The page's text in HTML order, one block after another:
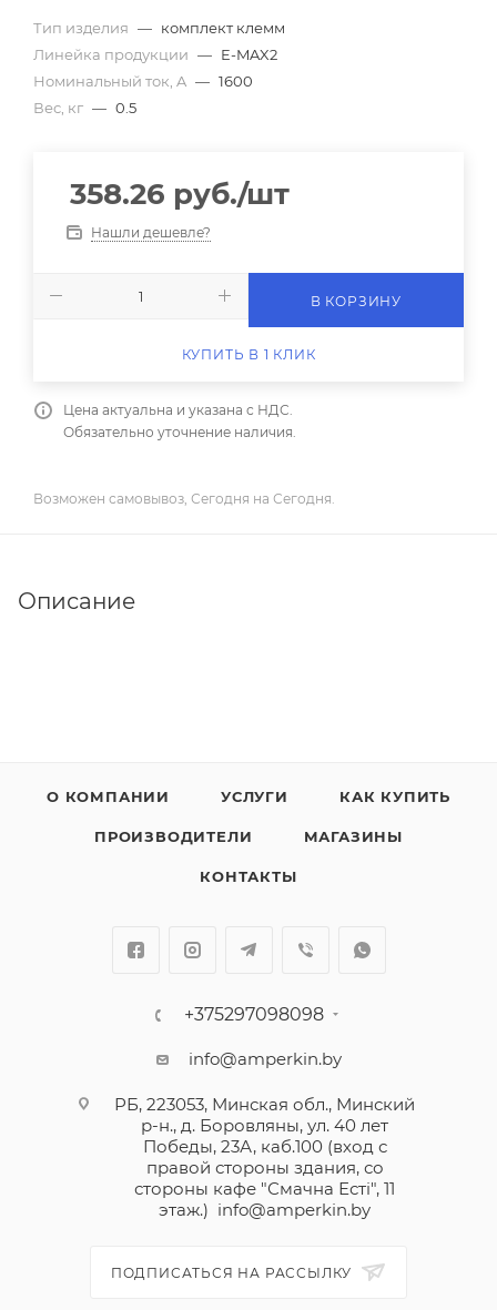
Тип изделия — комплект клемм
Линейка продукции — E-MAX2
Номинальный ток, A — 1600
Вес, кг — 0.5
358.26 руб./шт
Нашли дешевле?
В КОРЗИНУ
КУПИТЬ В 1 КЛИК
Цена актуальна и указана с НДС.
Обязательно уточнение наличия.
Возможен самовывоз, Сегодня на Сегодня.
Описание
О КОМПАНИИ УСЛУГИ КАК КУПИТЬ
ПРОИЗВОДИТЕЛИ МАГАЗИНЫ
КОНТАКТЫ
+375297098098
info@amperkin.by
РБ, 223053, Минская обл., Минский
р-н., д. Боровляны, ул. 40 лет
Победы, 23А, каб.100 (вход с
правой стороны здания, со
стороны кафе "Смачна Естi", 11
этаж.) info@amperkin.by
ПОДПИСАТЬСЯ НА РАССЫЛКУ